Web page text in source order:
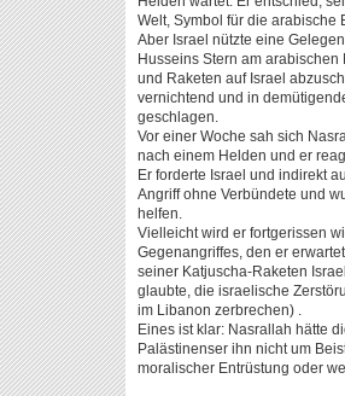
Welt, Symbol für die arabische
Aber Israel nützte eine
Husseins Stern am
und Raketen auf Israel
vernichtend und in
geschlagen.
Vor einer Woche sah sich
nach einem Helden und er
Er forderte Israel und indirekt
Angriff ohne Verbündete und
helfen.
Vielleicht wird er fortgerissen
Gegenangriffes, den er
seiner Katjuscha-Raketen
glaubte, die israelische
im Libanon zerbrechen) .
Eines ist klar: Nasrallah hätte
Palästinenser ihn nicht um
moralischer Entrüstung oder